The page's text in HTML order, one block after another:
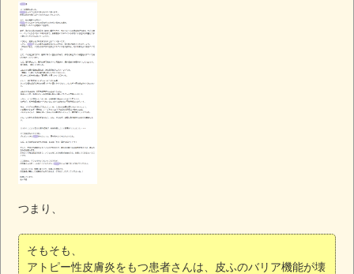
つまり、
そもそも、
アトピー性皮膚炎をもつ患者さんは、皮ふのバリア機能が壊